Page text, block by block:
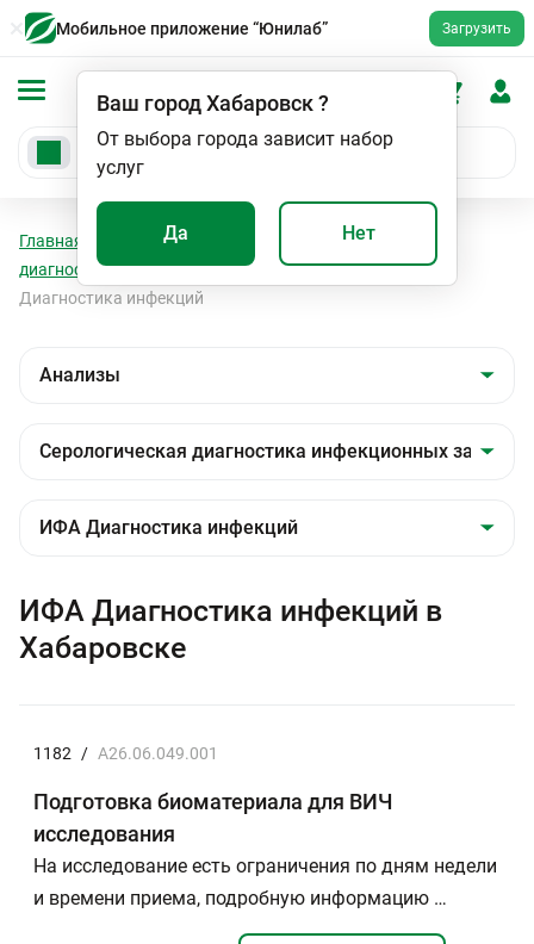
Мобильное приложение “Юнилаб” Загрузить
Ваш городХабаровск?
От выбора города зависит набор
услуг
Да Нет
Главная Анализы
Серологическая
диагностика инфекционных заболеваний
ИФА
Диагностика инфекций
ИФА Диагностика инфекций в
Хабаровске
1182 / A26.06.049.001
Подготовка биоматериала для ВИЧ
исследования
На исследование есть ограничения по дням недели
и времени приема, подробную информацию …